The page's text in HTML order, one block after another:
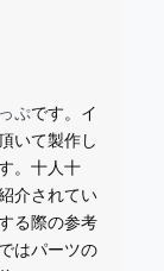
ぷです。イ
いて製作し
。十人十
介されてい
る際の参考
はパーツの